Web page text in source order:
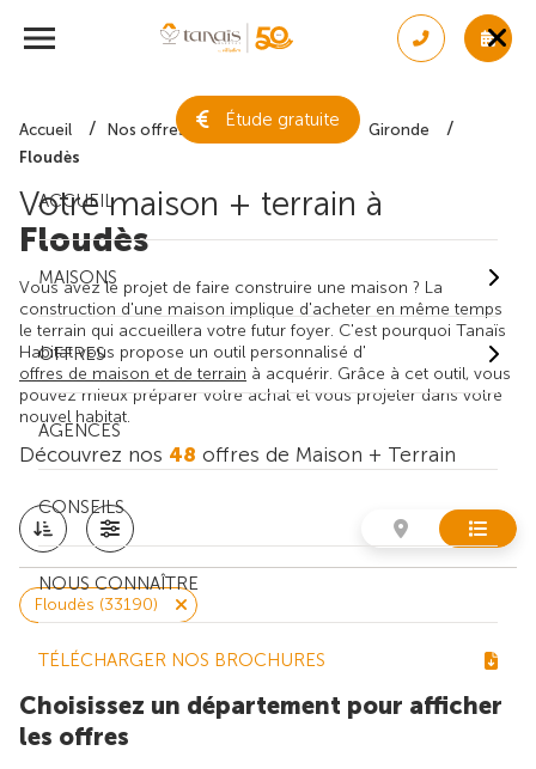
Étude gratuite
ACCUEIL
MAISONS
OFFRES
AGENCES
CONSEILS
NOUS CONNAÎTRE
TÉLÉCHARGER NOS BROCHURES
Accueil Nos offres de maison + terrain
Gironde
Floudès
Votre maison + terrain à
Floudès
Vous avez le projet de faire construire une maison ? La
construction d'une maison implique d'acheter en même temps
le terrain qui accueillera votre futur foyer. C'est pourquoi Tanaïs
Habitat vous propose un outil personnalisé d'
offres de maison et de terrain à acquérir. Grâce à cet outil, vous
pouvez mieux préparer votre achat et vous projeter dans votre
nouvel habitat.
Découvrez nos 48 offres de Maison + Terrain
Floudès (33190)
Choisissez un département pour afficher
les offres